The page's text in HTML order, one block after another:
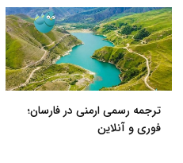
ترجمه رسمی ارمنی در فارسان؛
فوری و آنلاین